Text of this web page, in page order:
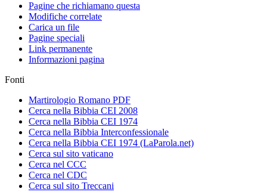
Pagine che richiamano questa
Modifiche correlate
Carica un file
Pagine speciali
Link permanente
Informazioni pagina
Fonti
Martirologio Romano PDF
Cerca nella Bibbia CEI 2008
Cerca nella Bibbia CEI 1974
Cerca nella Bibbia Interconfessionale
Cerca nella Bibbia CEI 1974 (LaParola.net)
Cerca sul sito vaticano
Cerca nel CCC
Cerca nel CDC
Cerca sul sito Treccani